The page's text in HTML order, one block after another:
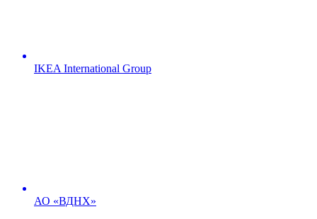
IKEA International Group
АО «ВДНХ»